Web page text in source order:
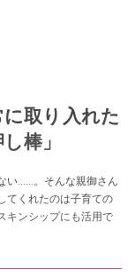
取り入れた
棒」
い……。そんな親御さん
てくれたのは子育ての
キンシップにも活用で